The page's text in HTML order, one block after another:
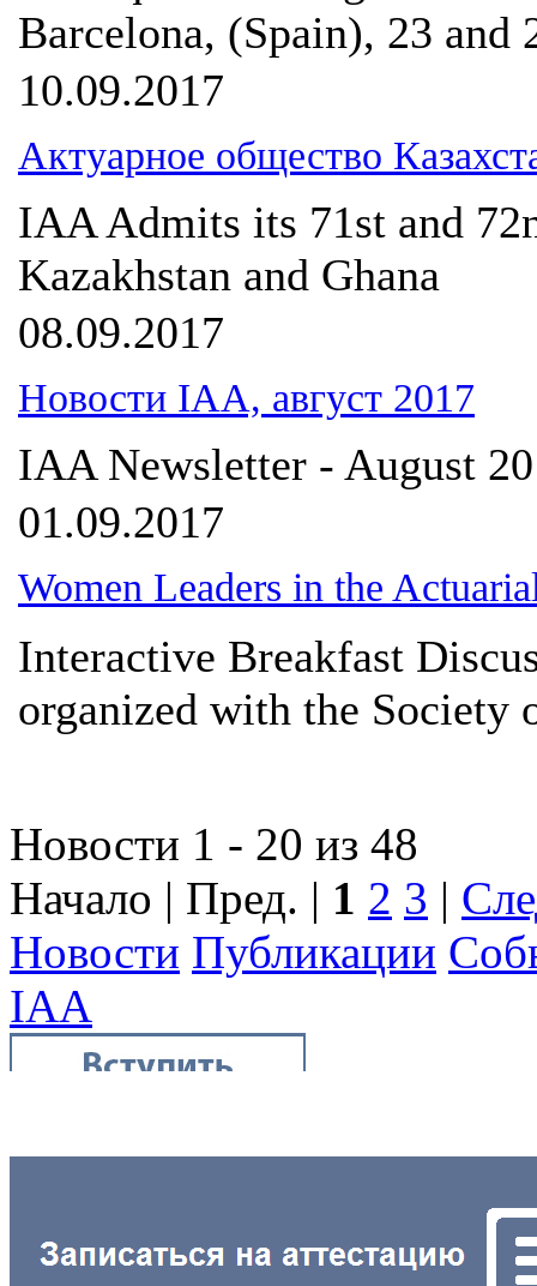
Barcelona, (Spain), 23 and
10.09.2017
Актуарное общество
IAA Admits its 71st and
Kazakhstan and Ghana
08.09.2017
Новости IAA, август 2017
IAA Newsletter - August
01.09.2017
Women Leaders in the
Interactive Breakfast
organized with the Society
Новости 1 - 20 из 48
Начало | Пред. | 1 2 3 |
Новости Публикации
IAA